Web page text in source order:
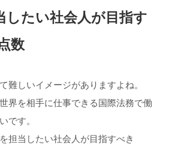
したい社会人が目指す
数
難しいイメージがありますよね。
界を相手に仕事できる国際法務で働
です。
担当したい社会人が目指すべき